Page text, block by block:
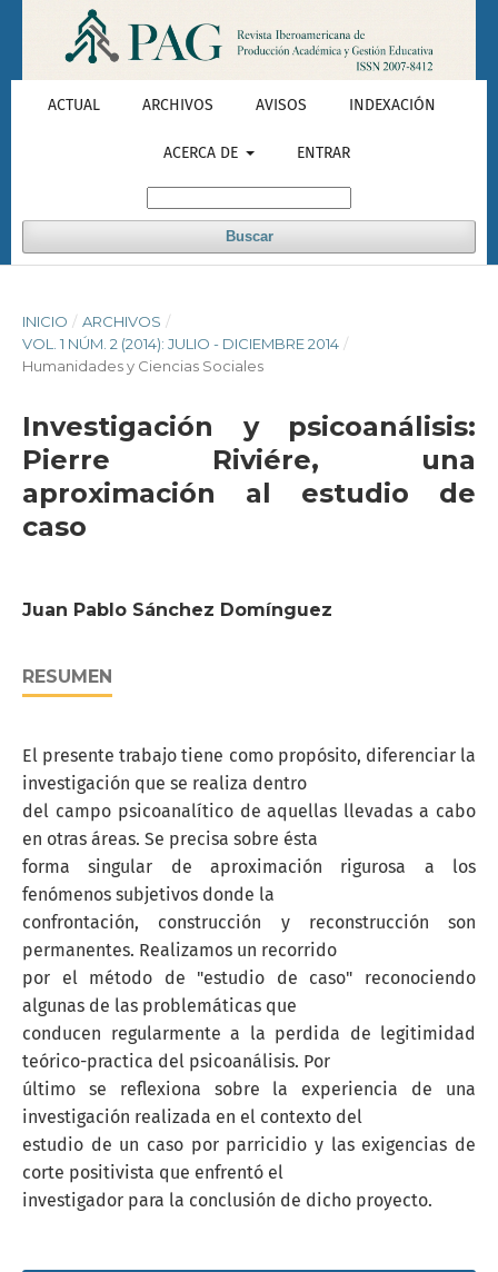
ACTUAL ARCHIVOS AVISOS INDEXACIÓN
ACERCA DE ENTRAR
Buscar
INICIO / ARCHIVOS /
VOL. 1 NÚM. 2 (2014): JULIO - DICIEMBRE 2014 /
Humanidades y Ciencias Sociales
Investigación y psicoanálisis:
Pierre Riviére, una
aproximación al estudio de
caso
Juan Pablo Sánchez Domínguez
RESUMEN
El presente trabajo tiene como propósito, diferenciar la
investigación que se realiza dentro
del campo psicoanalítico de aquellas llevadas a cabo
en otras áreas. Se precisa sobre ésta
forma singular de aproximación rigurosa a los
fenómenos subjetivos donde la
confrontación, construcción y reconstrucción son
permanentes. Realizamos un recorrido
por el método de "estudio de caso" reconociendo
algunas de las problemáticas que
conducen regularmente a la perdida de legitimidad
teórico-practica del psicoanálisis. Por
último se reflexiona sobre la experiencia de una
investigación realizada en el contexto del
estudio de un caso por parricidio y las exigencias de
corte positivista que enfrentó el
investigador para la conclusión de dicho proyecto.